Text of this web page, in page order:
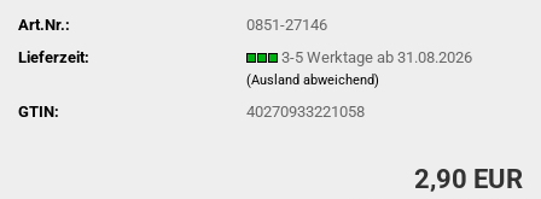
Art.Nr.:
0851-27146
Lieferzeit:
3-5 Werktage ab 31.08.2026
(Ausland abweichend)
GTIN: 40270933221058
2,90 EUR